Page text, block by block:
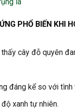
PHỔ BIẾN KHI
cây đỗ quyên
đáng kể so với tình
xanh tự nhiên.